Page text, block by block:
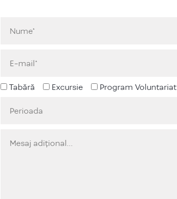
Tabără Excursie Program Voluntariat